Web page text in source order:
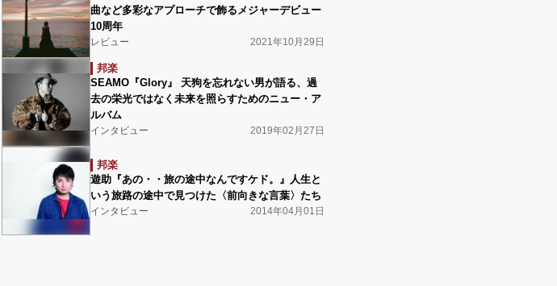
曲など多彩なアプローチで飾るメジャーデビュー
10周年
レビュー 2021年10月29日
邦楽
SEAMO『Glory』 天狗を忘れない男が語る、過
去の栄光ではなく未来を照らすためのニュー・ア
ルバム
インタビュー 2019年02月27日
邦楽
遊助『あの・・旅の途中なんですケド。』人生と
いう旅路の途中で見つけた〈前向きな言葉〉たち
インタビュー 2014年04月01日